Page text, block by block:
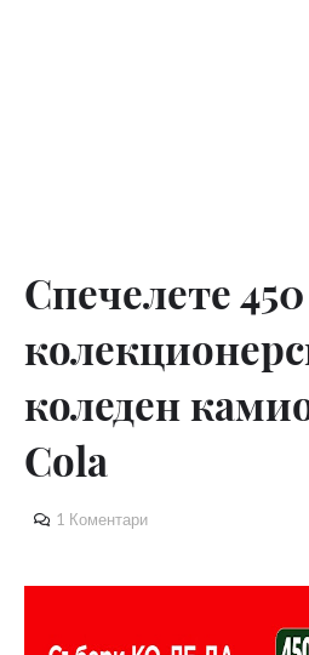
Спечелете
коледен
Cola
1 Коментари